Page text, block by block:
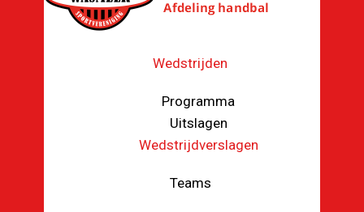
Wedstrijden
Programma
Uitslagen
Wedstrijdverslagen
Teams